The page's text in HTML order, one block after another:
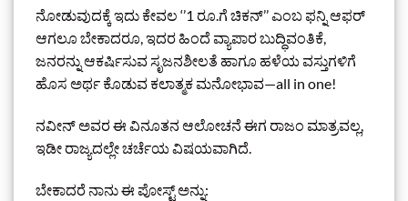
ನೋಡುವುದಕ್ಕೆ ಇದು ಕೇವಲ ‘’1 ರೂ.ಗೆ ಚಿಕನ್’’ ಎಂಬ ಫನ್ನಿ ಆಫರ್
ಆಗಲೂ ಬೇಕಾದರೂ, ಇದರ ಹಿಂದೆ ವ್ಯಾಪಾರ ಬುದ್ಧಿವಂತಿಕೆ,
ಜನರನ್ನು ಆಕರ್ಷಿಸುವ ಸೃಜನಶೀಲತೆ ಹಾಗೂ ಹಳೆಯ ವಸ್ತುಗಳಿಗೆ
ಹೊಸ ಅರ್ಥ ಕೊಡುವ ಕಲಾತ್ಮಕ ಮನೋಭಾವ—all in one!
ನವೀನ್ ಅವರ ಈ ವಿನೂತನ ಆಲೋಚನೆ ಈಗ ರಾಜಂ ಮಾತ್ರವಲ್ಲ,
ಇಡೀ ರಾಜ್ಯದಲ್ಲೇ ಚರ್ಚೆಯ ವಿಷಯವಾಗಿದೆ.
ಬೇಕಾದರೆ ನಾನು ಈ ಪೋಸ್ಟ್ ಅನ್ನು: